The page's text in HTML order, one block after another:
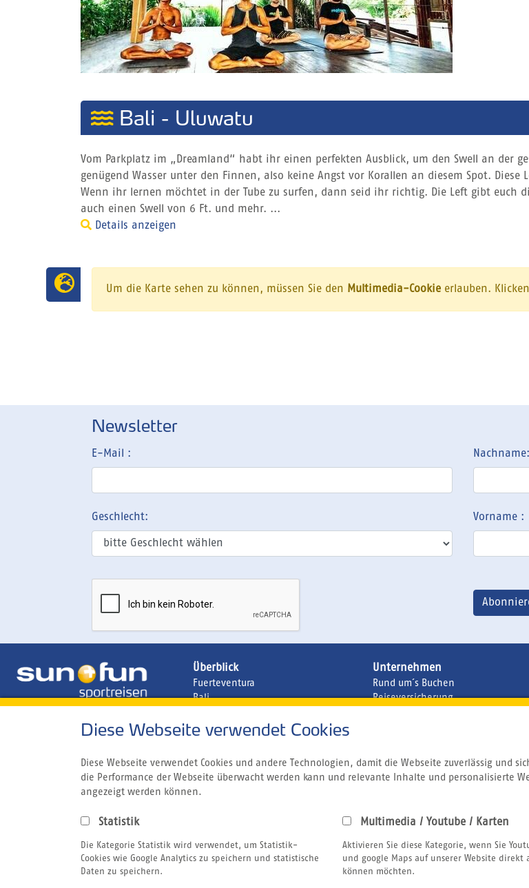
Bali - Uluwatu
Vom Parkplatz im „Dreamland“ habt ihr einen perfekten Ausblick, um den Swell an der
genügend Wasser unter den Finnen, also keine Angst vor Korallen an diesem Spot.
Wenn ihr lernen möchtet in der Tube zu surfen, dann seid ihr richtig. Die Left gibt euch
auch einen Swell von 6 Ft. und mehr. ...
Details anzeigen
Um die Karte sehen zu können, müssen Sie den Multimedia-Cookie erlauben.
Newsletter
E-Mail :
Geschlecht:
Nachname:
Vorname :
Überblick
Fuerteventura
Bali
Portugal
Unternehmen
Rund um´s Buchen
Reiseversicherung
Centrum für Reisemedizin
Cluburlaub
Tauchen
Windsurfen
Wingfoilen
Diese Webseite verwendet Cookies
Diese Webseite verwendet Cookies und andere Technologien, damit die Webseite zuverlässig und
die Performance der Webseite überwacht werden kann und relevante Inhalte und personalisierte
angezeigt werden können.
Statistik
Die Kategorie Statistik wird verwendet, um Statistik-
Cookies wie Google Analytics zu speichern und statistische
Daten zu speichern.
Multimedia / Youtube / Karten
Aktivieren Sie diese Kategorie, wenn Sie
und google Maps auf unserer Website direkt
können möchten.